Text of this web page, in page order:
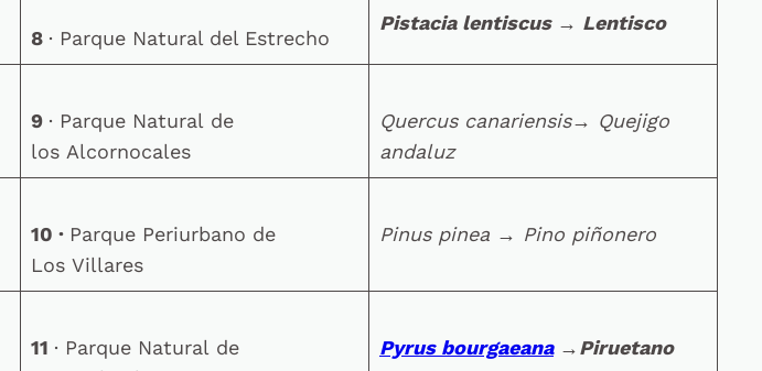
8 · Parque Natural del Estrecho
Pistacia lentiscus → Lentisco
9 · Parque Natural de
los Alcornocales
Quercus canariensis→ Quejigo
andaluz
10 · Parque Periurbano de
Los Villares
Pinus pinea → Pino piñonero
11 · Parque Natural de
Pyrus bourgaeana →Piruetano